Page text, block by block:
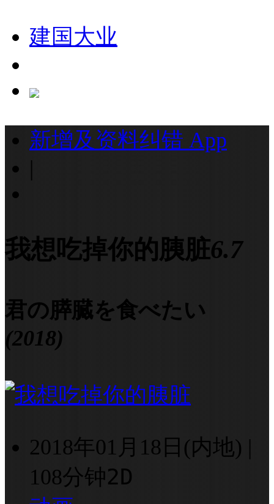
建国大业
新增及资料纠错 App
|
我想吃掉你的胰脏6.7
君の膵臓を食べたい
(2018)
2018年01月18日(内地) |
108分钟2D